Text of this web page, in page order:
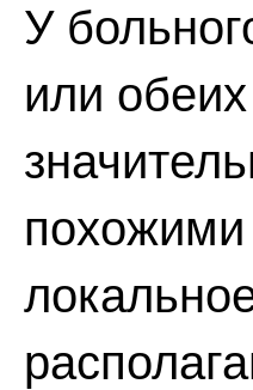
У
или
похожими